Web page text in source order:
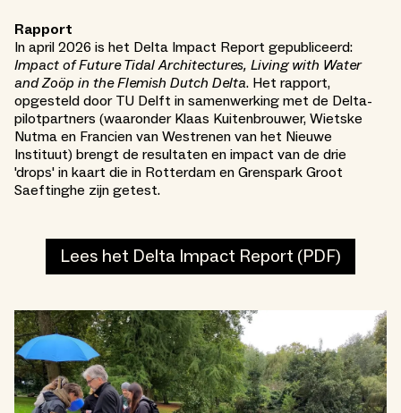
Rapport
In april 2026 is het Delta Impact Report gepubliceerd:
Impact of Future Tidal Architectures, Living with Water
and Zoöp in the Flemish Dutch Delta. Het rapport,
opgesteld door TU Delft in samenwerking met de Delta-
pilotpartners (waaronder Klaas Kuitenbrouwer, Wietske
Nutma en Francien van Westrenen van het Nieuwe
Instituut) brengt de resultaten en impact van de drie
'drops' in kaart die in Rotterdam en Grenspark Groot
Saeftinghe zijn getest.
Lees het Delta Impact Report (PDF)